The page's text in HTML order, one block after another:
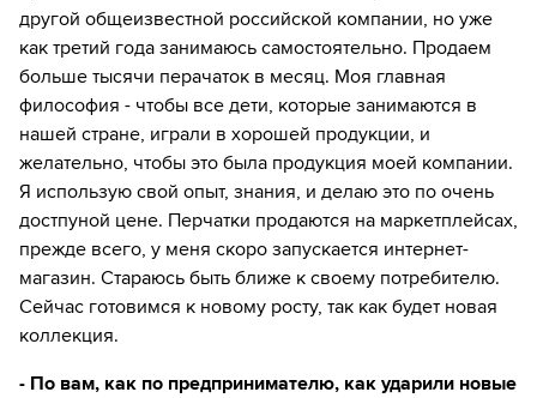
другой общеизвестной российской компании, но уже
как третий года занимаюсь самостоятельно. Продаем
больше тысячи перачаток в месяц. Моя главная
философия - чтобы все дети, которые занимаются в
нашей стране, играли в хорошей продукции, и
желательно, чтобы это была продукция моей компании.
Я использую свой опыт, знания, и делаю это по очень
достпуной цене. Перчатки продаются на маркетплейсах,
прежде всего, у меня скоро запускается интернет-
магазин. Стараюсь быть ближе к своему потребителю.
Сейчас готовимся к новому росту, так как будет новая
коллекция.
- По вам, как по предпринимателю, как ударили новые